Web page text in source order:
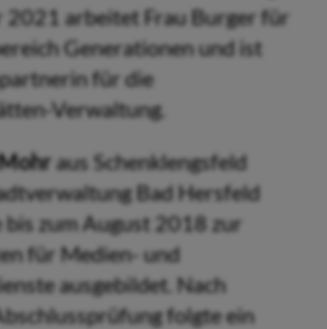
2021 arbeitet Frau Burger für
Generationen und ist
für die
Verwaltung.
aus Schenklengsfeld
Bad Hersfeld
bis zum August 2018 zur
für Medien- und
ausgebildet. Nach
folgte ein